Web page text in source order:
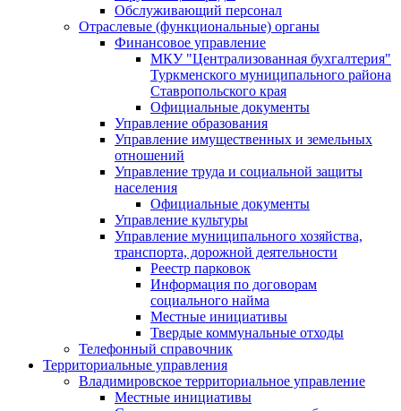
Обслуживающий персонал
Отраслевые (функциональные) органы
Финансовое управление
МКУ "Централизованная бухгалтерия"
Туркменского муниципального района
Ставропольского края
Официальные документы
Управление образования
Управление имущественных и земельных
отношений
Управление труда и социальной защиты
населения
Официальные документы
Управление культуры
Управление муниципального хозяйства,
транспорта, дорожной деятельности
Реестр парковок
Информация по договорам
социального найма
Местные инициативы
Твердые коммунальные отходы
Телефонный справочник
Территориальные управления
Владимировское территориальное управление
Местные инициативы